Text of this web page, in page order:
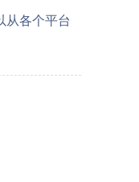
从各个平台